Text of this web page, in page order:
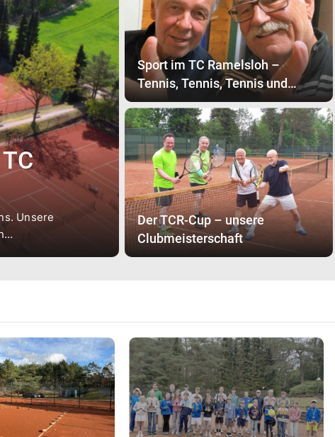
Unsere
Sport im TC Ramelsloh –
Tennis, Tennis, Tennis und
Boule
Der TCR-Cup – unsere
Clubmeisterschaft